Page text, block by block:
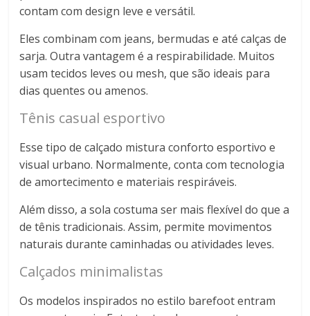
contam com design leve e versátil.
Eles combinam com jeans, bermudas e até calças de
sarja. Outra vantagem é a respirabilidade. Muitos
usam tecidos leves ou mesh, que são ideais para
dias quentes ou amenos.
Tênis casual esportivo
Esse tipo de calçado mistura conforto esportivo e
visual urbano. Normalmente, conta com tecnologia
de amortecimento e materiais respiráveis.
Além disso, a sola costuma ser mais flexível do que a
de tênis tradicionais. Assim, permite movimentos
naturais durante caminhadas ou atividades leves.
Calçados minimalistas
Os modelos inspirados no estilo barefoot entram